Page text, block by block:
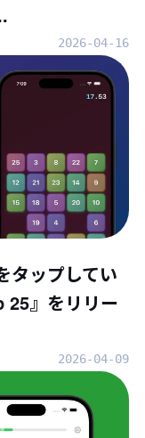
2026-04-16
タップしてい
25』をリリー
2026-04-09